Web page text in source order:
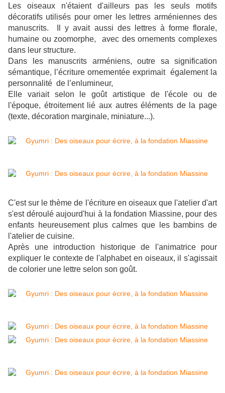
Les oiseaux n'étaient d'ailleurs pas les seuls motifs
décoratifs utilisés pour orner les lettres arméniennes des
manuscrits. Il y avait aussi des lettres à forme florale,
humaine ou zoomorphe, avec des ornements complexes
dans leur structure.
Dans les manuscrits arméniens, outre sa signification
sémantique, l’écriture ornementée exprimait également la
personnalité de l’enlumineur,
Elle variait selon le goût artistique de l'école ou de
l'époque, étroitement lié aux autres éléments de la page
(texte, décoration marginale, miniature...).
C'est sur le thème de l'écriture en oiseaux que l'atelier d'art
s'est déroulé aujourd'hui à la fondation Miassine, pour des
enfants heureusement plus calmes que les bambins de
l'atelier de cuisine.
Après une introduction historique de l'animatrice pour
expliquer le contexte de l'alphabet en oiseaux, il s'agissait
de colorier une lettre selon son goût.